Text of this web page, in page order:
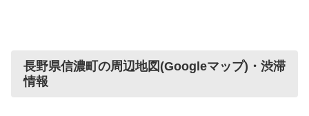
長野県信濃町の周辺地図(Googleマップ)・渋滞
情報